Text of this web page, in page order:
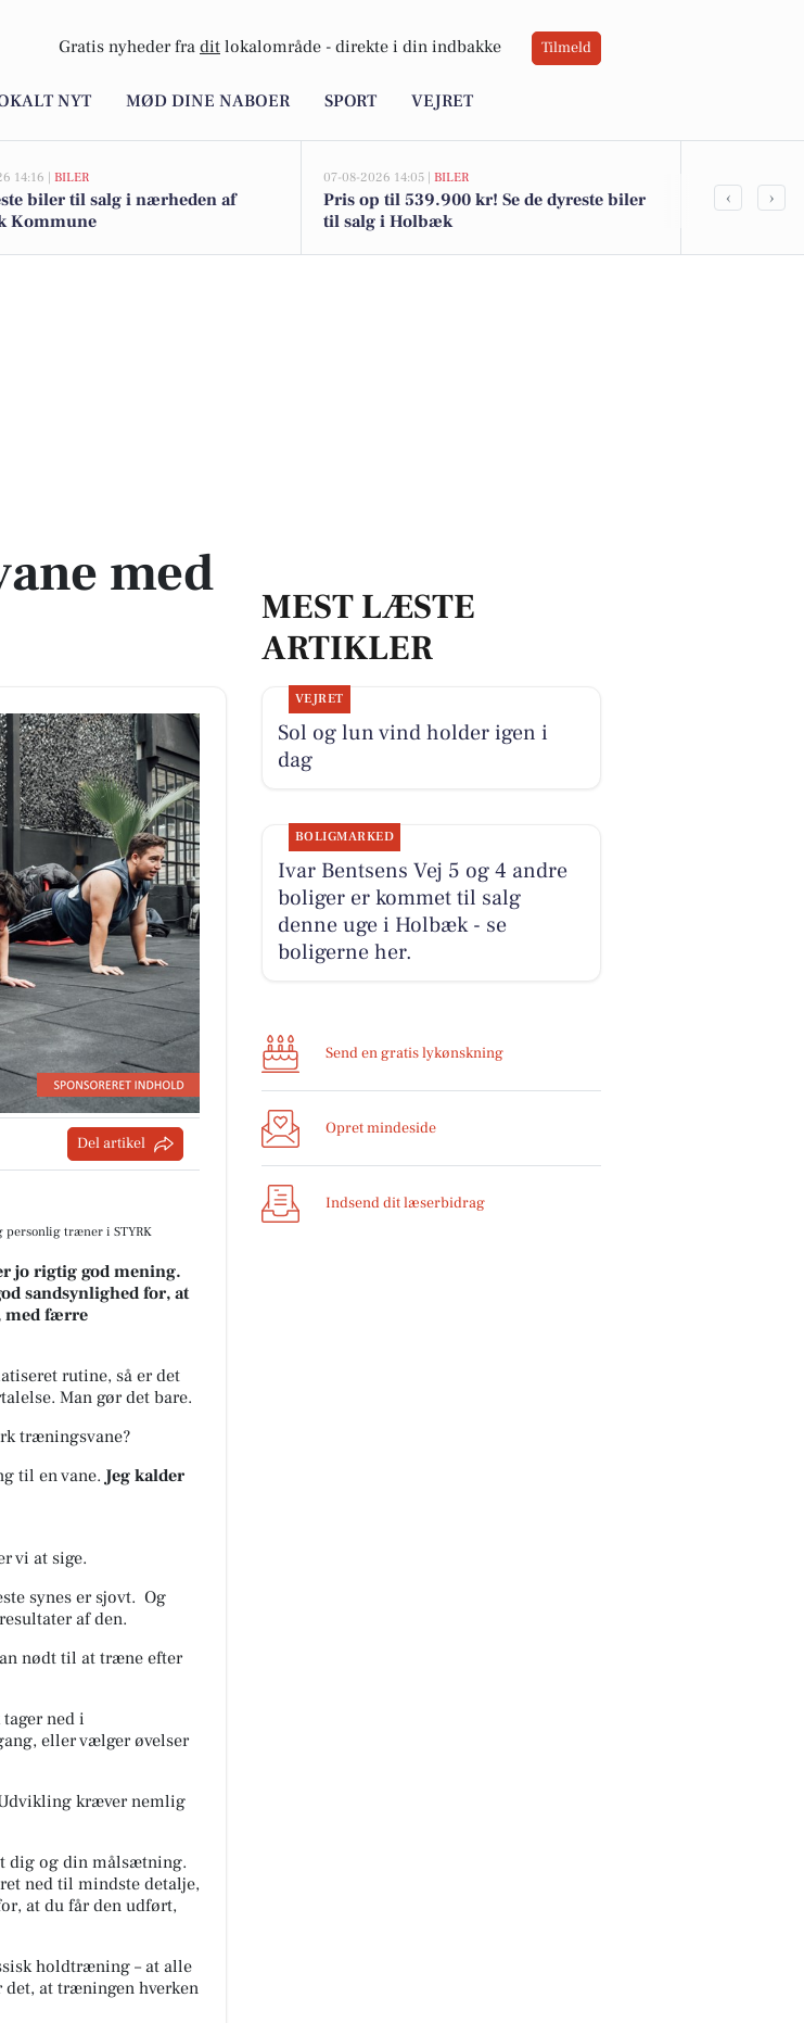
Gratis nyheder fra dit lokalområde - direkte i din indbakke Tilmeld
NYT MØD DINE NABOER SPORT VEJRET
14:16 | BILER
biler til salg i nærheden af
Kommune
07-08-2026 14:05 | BILER
Pris op til 539.900 kr! Se de dyreste biler
til salg i Holbæk
Savner du
‹ ›
med
Del artikel
personlig træner i STYRK
jo rigtig god mening.
sandsynlighed for, at
med færre
rutine, så er det
Man gør det bare.
træningsvane?
til en vane.Jeg kalder
vi at sige.
synes er sjovt. Og
af den.
nødt til at træne efter
ned i
eller vælger øvelser
kræver nemlig
dig og din målsætning.
ned til mindste detalje,
at du får den udført,
holdtræning – at alle
det, at træningen hverken
MEST LÆSTE
ARTIKLER
VEJRET
Sol og lun vind holder igen i
dag
BOLIGMARKED
Ivar Bentsens Vej 5 og 4 andre
boliger er kommet til salg
denne uge i Holbæk - se
boligerne her.
Send en gratis lykønskning
Opret mindeside
Indsend dit læserbidrag